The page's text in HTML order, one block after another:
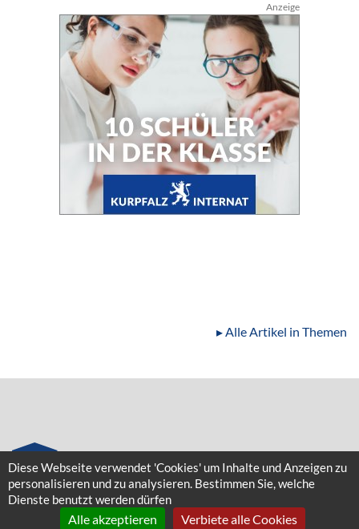
Anzeige
▸ Alle Artikel in Themen
Diese Webseite verwendet 'Cookies' um Inhalte und Anzeigen zu
personalisieren und zu analysieren. Bestimmen Sie, welche
Dienste benutzt werden dürfen
Alle akzeptieren Verbiete alle Cookies